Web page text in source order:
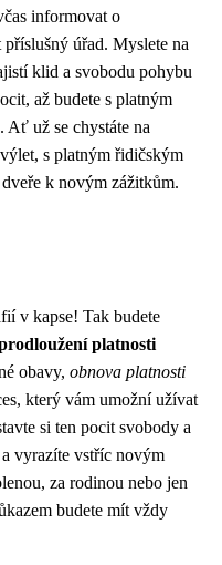
informovat o
úřad. Myslete na
klid a svobodu pohybu
až budete s platným
Ať už se chystáte na
s platným řidičským
k novým zážitkům.
v kapse! Tak budete
platnosti
obavy, obnova platnosti
který vám umožní užívat
si ten pocit svobody a
vyrazíte vstříc novým
za rodinou nebo jen
budete mít vždy